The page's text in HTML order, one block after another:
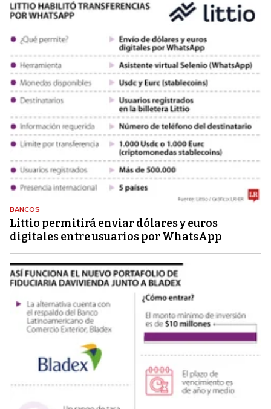
BANCOS
Littio permitirá enviar dólares y euros
digitales entre usuarios por WhatsApp